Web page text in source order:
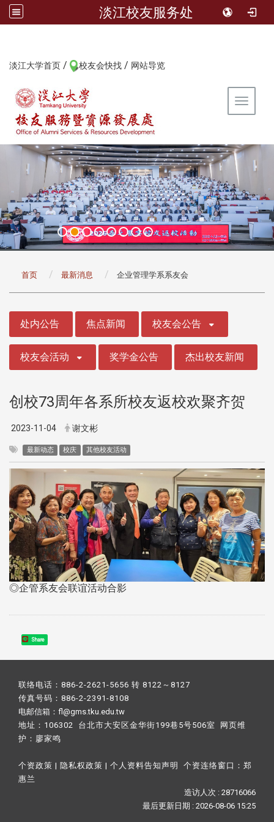
淡江校友服务处
淡江大学首页 / 校友会快找 / 网站导览
Toggle
首页 最新消息 企业管理学系系友会
处内公告 焦点新闻 校友会公告
校友会活动 奖学金公告 杰出校友新闻
创校73周年各系所校友返校欢聚齐贺
2023-11-04 谢文彬
最新动态 校庆 其他校友活动
◎企管系友会联谊活动合影
Share
联络电话：886-2-2621-5656 转 8122～8127
传真号码：886-2-2391-8108
电邮信箱：fl@gms.tku.edu.tw
地址：106302 台北市大安区金华街199巷5号506室 网页维
护： 廖家鸣​
个资政策 | 隐私权政策 | 个人资料告知声明 个资连络窗口： 郑
惠兰
造访人次 : 28716066
最后更新日期 :2026-08-06 15:25